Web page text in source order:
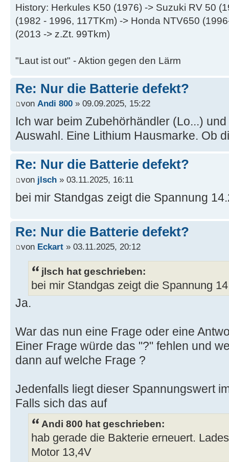
History: Herkules K50 (1976) -> Suzuki RV 50
(1982 - 1996, 117TKm) -> Honda NTV650
(2013 -> z.Zt. 99Tkm)
"Laut ist out" - Aktion gegen den Lärm
Re: Nur die Batterie defekt?
von Andi 800 » 09.09.2025, 15:22
Ich war beim Zubehörhändler (Lo...)
Auswahl. Eine Lithium Hausmarke. Ob
Re: Nur die Batterie defekt?
von jlsch » 03.11.2025, 16:11
bei mir Standgas zeigt die Spannung
Re: Nur die Batterie defekt?
von Eckart » 03.11.2025, 20:12
jlsch hat geschrieben:
bei mir Standgas zeigt die Spannung
Ja.
War das nun eine Frage oder eine
Einer Frage würde das "?" fehlen und
dann auf welche Frage ?
Jedenfalls liegt dieser Spannungswert
Falls sich das auf
Andi 800 hat geschrieben:
hab gerade die Bakterie erneuert.
Motor 13,4V